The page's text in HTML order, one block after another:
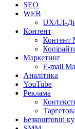
SEO
WEB
UX/UI-
Контент
Контент
Маркетинг
E-mail
Аналітика
YouTube
Реклама
Безкоштовні